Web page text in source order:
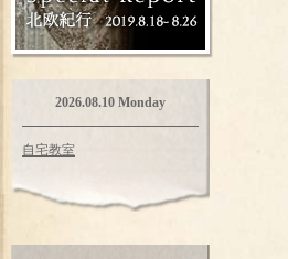
2026.08.10 Monday
自宅教室